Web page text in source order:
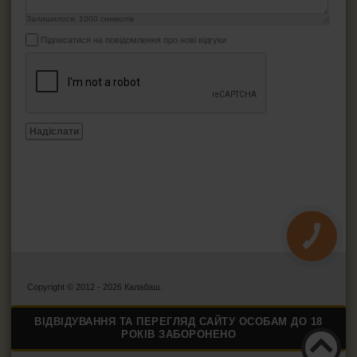
Залишилося: 1000 символів
Підписатися на повідомлення про нові відгуки
Надіслати
Copyright © 2012 - 2026 Калабаш.
ВІДВІДУВАННЯ ТА ПЕРЕГЛЯД САЙТУ ОСОБАМ ДО 18
РОКІВ ЗАБОРОНЕНО
КНОПКА
ЗВ'ЯЗКУ